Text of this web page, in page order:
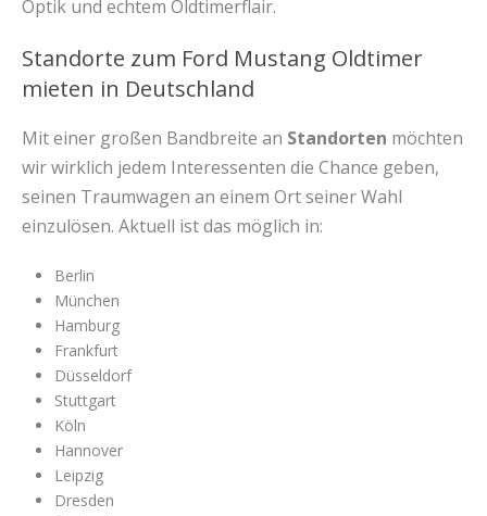
Optik und echtem Oldtimerflair.
Standorte zum Ford Mustang Oldtimer
mieten in Deutschland
Mit einer großen Bandbreite an Standorten möchten
wir wirklich jedem Interessenten die Chance geben,
seinen Traumwagen an einem Ort seiner Wahl
einzulösen. Aktuell ist das möglich in:
Berlin
München
Hamburg
Frankfurt
Düsseldorf
Stuttgart
Köln
Hannover
Leipzig
Dresden